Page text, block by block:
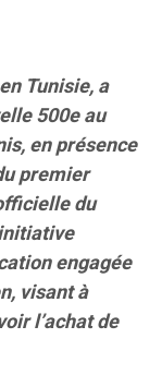
Tunisie, a
500e au
en présence
premier
du
engagée
visant à
l’achat de